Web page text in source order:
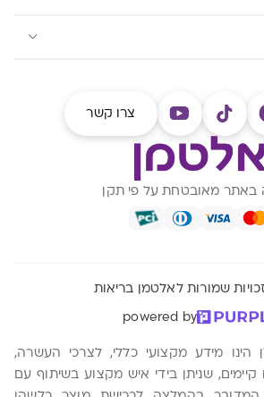
צרו קשר
באתר מאובטחת על פי תקן
שמורות לאלטמן בריאות
powered by
הינו מידע מקצועי כללי, לצרכי העשרה,
שניתן בידי איש מקצוע בשיתוף עם